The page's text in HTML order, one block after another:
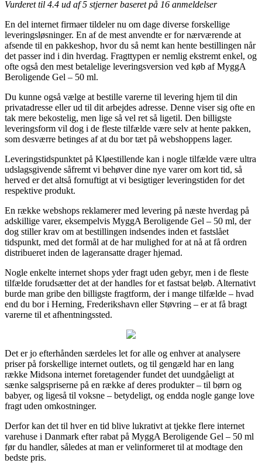
Vurderet til 4.4 ud af 5 stjerner baseret på 16 anmeldelser
En del internet firmaer tildeler nu om dage diverse forskellige
leveringsløsninger. En af de mest anvendte er for nærværende at
afsende til en pakkeshop, hvor du så nemt kan hente bestillingen når
det passer ind i din hverdag. Fragttypen er nemlig ekstremt enkel, og
ofte også den mest betalelige leveringsversion ved køb af MyggA
Beroligende Gel – 50 ml.
Du kunne også vælge at bestille varerne til levering hjem til din
privatadresse eller ud til dit arbejdes adresse. Denne viser sig ofte en
tak mere bekostelig, men lige så vel ret så ligetil. Den billigste
leveringsform vil dog i de fleste tilfælde være selv at hente pakken,
som desværre betinges af at du bor tæt på webshoppens lager.
Leveringstidspunktet på Kløestillende kan i nogle tilfælde være ultra
udslagsgivende såfremt vi behøver dine nye varer om kort tid, så
herved er det altså fornuftigt at vi besigtiger leveringstiden for det
respektive produkt.
En række webshops reklamerer med levering på næste hverdag på
adskillige varer, eksempelvis MyggA Beroligende Gel – 50 ml, der
dog stiller krav om at bestillingen indsendes inden et fastslået
tidspunkt, med det formål at de har mulighed for at nå at få ordren
distribueret inden de lageransatte drager hjemad.
Nogle enkelte internet shops yder fragt uden gebyr, men i de fleste
tilfælde forudsætter det at der handles for et fastsat beløb. Alternativt
burde man gribe den billigste fragtform, der i mange tilfælde – hvad
end du bor i Herning, Frederikshavn eller Støvring – er at få bragt
varerne til et afhentningssted.
Det er jo efterhånden særdeles let for alle og enhver at analysere
priser på forskellige internet outlets, og til gengæld har en lang
række Midsona internet foretagender fundet det uundgåeligt at
sænke salgspriserne på en række af deres produkter – til børn og
babyer, og ligeså til voksne – betydeligt, og endda nogle gange love
fragt uden omkostninger.
Derfor kan det til hver en tid blive lukrativt at tjekke flere internet
varehuse i Danmark efter rabat på MyggA Beroligende Gel – 50 ml
før du handler, således at man er velinformeret til at modtage den
bedste pris.